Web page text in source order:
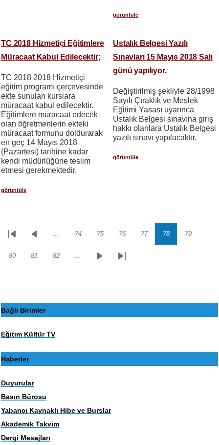
görüntüle
TC 2018 Hizmetiçi Eğitimlere
Müracaat Kabul Edilecektir;
TC 2018 2018 Hizmetiçi
eğitim programı çerçevesinde
ekte sunulan kurslara
müracaat kabul edilecektir.
Eğitimlere müracaat edecek
olan öğretmenlerin ekteki
müracaat formunu doldurarak
en geç 14 Mayıs 2018
(Pazartesi) tarihine kadar
kendi müdürlüğüne teslim
etmesi gerekmektedir.
görüntüle
Ustalık Belgesi Yazılı
Sınavları 15 Mayıs 2018 Salı
günü yapılıyor.
Değiştirilmiş şekliyle 28/1998
Sayılı Çıraklık ve Meslek
Eğitimi Yasası uyarınca
Ustalık Belgesi sınavına giriş
hakkı olanlara Ustalık Belgesi
yazılı sınavı yapılacaktır.
görüntüle
Sayfalama
İlk
Önceki… Sayfa
74 Sayfa
75 Sayfa
76 Sayfa
77 Sayfa
78 Sayfa
79
Sayfa
80 Sayfa
81 Sayfa
82 …
SonrakiSon
Bağlı Birimler
Eğitim Kültür TV
Haberler
Duyurular
Basın Bürosu
Yabancı Kaynaklı Hibe ve Burslar
Akademik Takvim
Dergi Mesajları